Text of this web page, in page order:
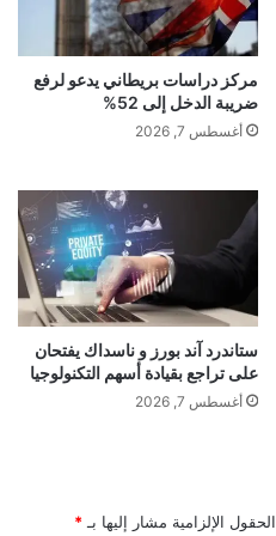
مركز دراسات بريطاني يدعو لرفع
ضريبة الدخل إلى 52%
أغسطس 7, 2026
ستاندرد آند بورز و ناسداك يفتحان
على تراجع بقيادة أسهم التكنولوجيا
أغسطس 7, 2026
الحقول الإلزامية مشار إليها بـ *